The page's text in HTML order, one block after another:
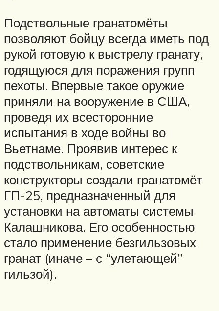
Подствольные гранатомёты
позволяют бойцу всегда иметь под
рукой готовую к выстрелу гранату,
годящуюся для поражения групп
пехоты. Впервые такое оружие
приняли на вооружение в США,
проведя их всесторонние
испытания в ходе войны во
Вьетнаме. Проявив интерес к
подствольникам, советские
конструкторы создали гранатомёт
ГП-25, предназначенный для
установки на автоматы системы
Калашникова. Его особенностью
стало применение безгильзовых
гранат (иначе – с “улетающей”
гильзой).